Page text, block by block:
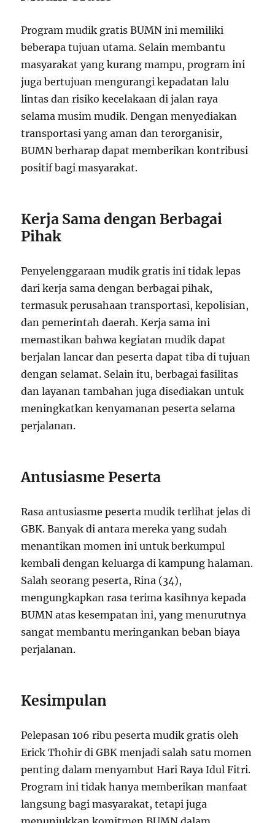
Program mudik gratis BUMN ini memiliki
beberapa tujuan utama. Selain membantu
masyarakat yang kurang mampu, program ini
juga bertujuan mengurangi kepadatan lalu
lintas dan risiko kecelakaan di jalan raya
selama musim mudik. Dengan menyediakan
transportasi yang aman dan terorganisir,
BUMN berharap dapat memberikan kontribusi
positif bagi masyarakat.
Kerja Sama dengan Berbagai
Pihak
Penyelenggaraan mudik gratis ini tidak lepas
dari kerja sama dengan berbagai pihak,
termasuk perusahaan transportasi, kepolisian,
dan pemerintah daerah. Kerja sama ini
memastikan bahwa kegiatan mudik dapat
berjalan lancar dan peserta dapat tiba di tujuan
dengan selamat. Selain itu, berbagai fasilitas
dan layanan tambahan juga disediakan untuk
meningkatkan kenyamanan peserta selama
perjalanan.
Antusiasme Peserta
Rasa antusiasme peserta mudik terlihat jelas di
GBK. Banyak di antara mereka yang sudah
menantikan momen ini untuk berkumpul
kembali dengan keluarga di kampung halaman.
Salah seorang peserta, Rina (34),
mengungkapkan rasa terima kasihnya kepada
BUMN atas kesempatan ini, yang menurutnya
sangat membantu meringankan beban biaya
perjalanan.
Kesimpulan
Pelepasan 106 ribu peserta mudik gratis oleh
Erick Thohir di GBK menjadi salah satu momen
penting dalam menyambut Hari Raya Idul Fitri.
Program ini tidak hanya memberikan manfaat
langsung bagi masyarakat, tetapi juga